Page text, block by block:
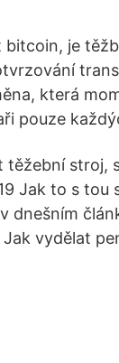
bitcoin, je
která
pouze
těžební stroj,
Jak to s tou
dnešním
vydělat